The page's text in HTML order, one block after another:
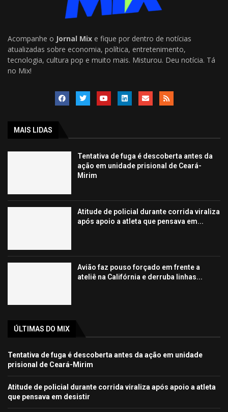
Acompanhe o Jornal Mix e fique por dentro de notícias
atualizadas sobre economia, política, entretenimento,
tecnologia, cultura pop e muito mais. Misturou. Deu notícia. Tá
no Mix!
MAIS LIDAS
Tentativa de fuga é descoberta antes da
ação em unidade prisional de Ceará-
Mirim
Atitude de policial durante corrida viraliza
após apoio a atleta que pensava em...
Avião faz pouso forçado em frente a
ateliê na Califórnia e derruba linhas...
ÚLTIMAS DO MIX
Tentativa de fuga é descoberta antes da ação em unidade
prisional de Ceará-Mirim
Atitude de policial durante corrida viraliza após apoio a atleta
que pensava em desistir